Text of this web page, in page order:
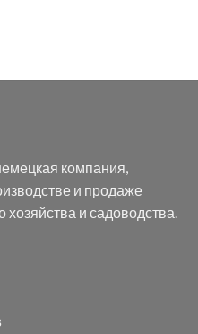
компания,
и продаже
хозяйства и садоводства.